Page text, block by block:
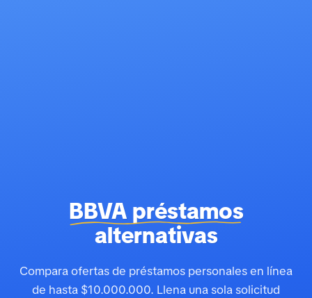
BBVA préstamos
alternativas
Compara ofertas de préstamos personales en línea
de hasta $10.000.000. Llena una sola solicitud